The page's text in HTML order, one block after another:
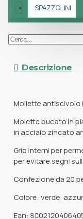
SPAZZOLINI
Descrizione
Mollette antiscivolo
Molette bucato in
in acciaio zincato
Grip interni per
per evitare segni
Confezione da 20
Colore: verde,
Ean: